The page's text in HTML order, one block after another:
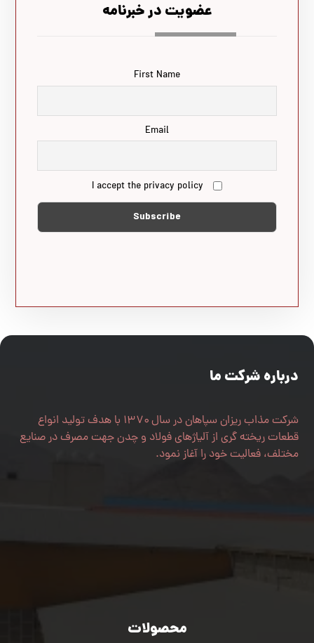
عضویت در خبرنامه
First Name
Email
درباره شرکت ما
شرکت مذاب ریزان سپاهان در سال ۱۳۷۰ با هدف تولید انواع
قطعات ریخته گری از آلیاژهای فولاد و چدن جهت مصرف در صنایع
مختلف، فعالیت خود را آغاز نمود.
محصولات